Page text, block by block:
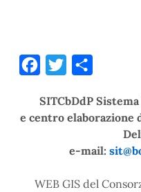
Facebook
Twitter
SITCbDdP
e centro elaborazione
e-mail:
WEB GIS del